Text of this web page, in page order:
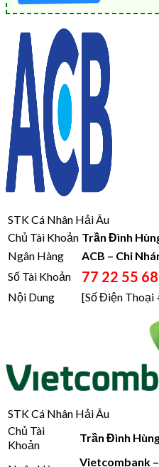
STK Cá Nhân Hải Âu
Chủ Tài Khoản Trần Đình
Ngân Hàng
ACB – Chi
Số Tài Khoản
77 22 55 68
Nội Dung [Số Điện Thoại
STK Cá Nhân Hải Âu
Chủ Tài
Khoản
Trần Đình
Vietcombank